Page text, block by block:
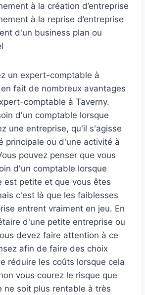
à la création d’entreprise
à la reprise d’entreprise
d'un business plan ou
un expert-comptable à
fait de nombreux avantages
comptable à Taverny.
d'un comptable lorsque
une entreprise, qu'il s'agisse
principale ou d'une activité à
pouvez penser que vous
d'un comptable lorsque
est petite et que vous êtes
c'est là que les faiblesses
entrent vraiment en jeu. En
d'une petite entreprise ou
devez faire attention à ce
afin de faire des choix
réduire les coûts lorsque cela
vous courez le risque que
ne soit plus rentable à très